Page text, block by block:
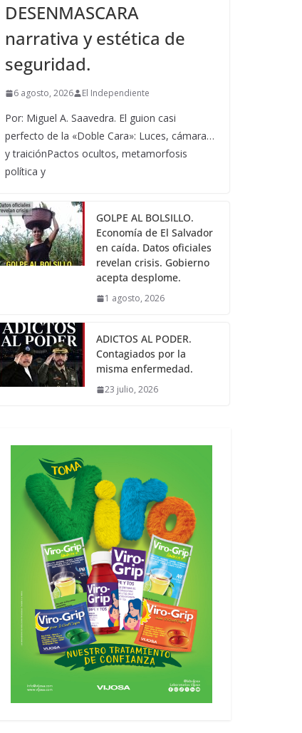
DESENMASCARA
narrativa y estética de
seguridad.
6 agosto, 2026 El Independiente
Por: Miguel A. Saavedra. El guion casi
perfecto de la «Doble Cara»: Luces, cámara…
y traiciónPactos ocultos, metamorfosis
política y
GOLPE AL BOLSILLO.
Economía de El Salvador
en caída. Datos oficiales
revelan crisis. Gobierno
acepta desplome.
1 agosto, 2026
ADICTOS AL PODER.
Contagiados por la
misma enfermedad.
23 julio, 2026